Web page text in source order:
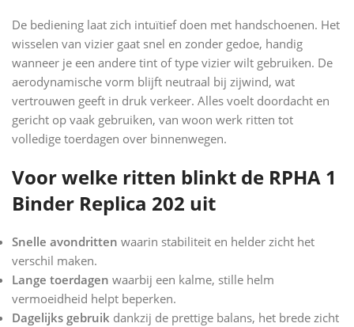
De bediening laat zich intuïtief doen met handschoenen. Het
wisselen van vizier gaat snel en zonder gedoe, handig
wanneer je een andere tint of type vizier wilt gebruiken. De
aerodynamische vorm blijft neutraal bij zijwind, wat
vertrouwen geeft in druk verkeer. Alles voelt doordacht en
gericht op vaak gebruiken, van woon werk ritten tot
volledige toerdagen over binnenwegen.
Voor welke ritten blinkt de RPHA 1
Binder Replica 202 uit
Snelle avondritten waarin stabiliteit en helder zicht het
verschil maken.
Lange toerdagen waarbij een kalme, stille helm
vermoeidheid helpt beperken.
Dagelijks gebruik dankzij de prettige balans, het brede zicht